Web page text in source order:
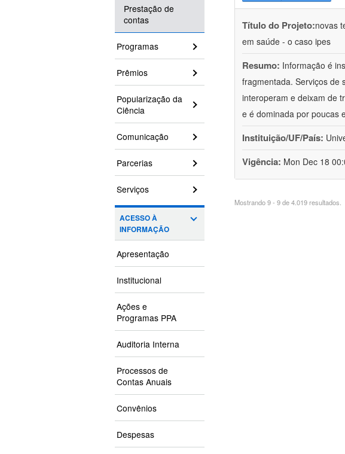
Prestação de
contas
Programas
Prêmios
Popularização da
Ciência
Comunicação
Parcerias
Serviços
ACESSO À
INFORMAÇÃO
Apresentação
Institucional
Ações e
Programas PPA
Auditoria Interna
Processos de
Contas Anuais
Convênios
Despesas
Título do Projeto:novas
em saúde - o caso ipes
Resumo: Informação é
fragmentada. Serviços de
interoperam e deixam de
e é dominada por poucas
Instituição/UF/País:
Vigência: Mon Dec 18
Mostrando 9 - 9 de 4.019 resultados.